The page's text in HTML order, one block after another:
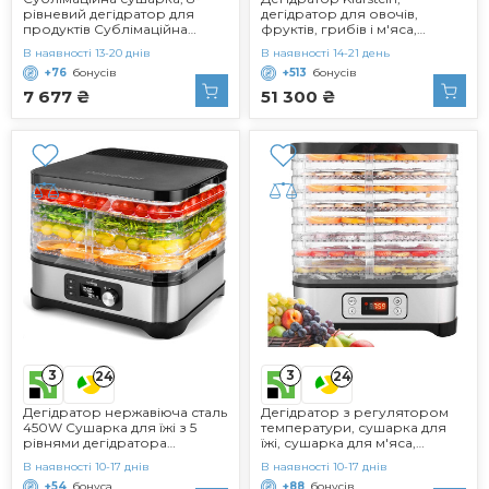
рівневий дегідратор для
продуктів Сублімаційна
дегідратора з нержавіючої
сталі Дегідратор Дегідратор
для сушарки для фруктів 30-
90C (8)
7 677 ₴
В наявності 13-20 днів
+76 бонусів
дегідратор для овочів,
фруктів, грибів і м'яса,
сталі потужністю 1500 Вт,
сушарка з 16 металевими
решітками, дегідратор з
таймером на 24 години та
Edelstahlstahl
51 300 ₴
В наявності 14-21 день
+513 бонусів
3 24
Дегідратор нержавіюча сталь
450W Сушарка для їжі з 5
рівнями дегідратора
температури 35-70C
В наявності 10-17 днів
+54 бонуса
3 24
Дегідратор з регулятором
температури, сушарка для
їжі, сушарка для м'яса,
без бісфенолу А, 8
В наявності 10-17 днів
+88 бонусів